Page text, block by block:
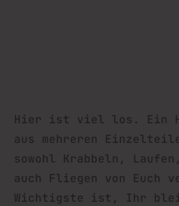
Hier ist viel los. Ein
aus mehreren
sowohl Krabbeln,
auch Fliegen von Euch
Wichtigste ist, Ihr